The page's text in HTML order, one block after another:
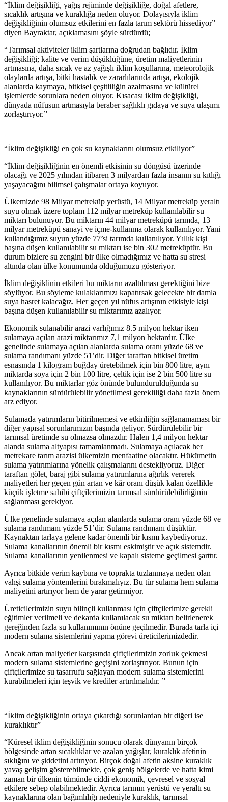
“İklim değişikliği, yağış rejiminde değişikliğe, doğal afetlere,
sıcaklık artışına ve kuraklığa neden oluyor. Dolayısıyla iklim
değişikliğinin olumsuz etkilerini en fazla tarım sektörü hissediyor”
diyen Bayraktar, açıklamasını şöyle sürdürdü;
“Tarımsal aktiviteler iklim şartlarına doğrudan bağlıdır. İklim
değişikliği; kalite ve verim düşüklüğüne, üretim maliyetlerinin
artmasına, daha sıcak ve az yağışlı iklim koşullarına, meteorolojik
olaylarda artışa, bitki hastalık ve zararlılarında artışa, ekolojik
alanlarda kaymaya, bitkisel çeşitliliğin azalmasına ve kültürel
işlemlerde sorunlara neden oluyor. Kısacası iklim değişikliği,
dünyada nüfusun artmasıyla beraber sağlıklı gıdaya ve suya ulaşımı
zorlaştırıyor.”
“İklim değişikliği en çok su kaynaklarını olumsuz etkiliyor”
“İklim değişikliğinin en önemli etkisinin su döngüsü üzerinde
olacağı ve 2025 yılından itibaren 3 milyardan fazla insanın su kıtlığı
yaşayacağını bilimsel çalışmalar ortaya koyuyor.
Ülkemizde 98 Milyar metreküp yerüstü, 14 Milyar metreküp yeraltı
suyu olmak üzere toplam 112 milyar metreküp kullanılabilir su
miktarı bulunuyor. Bu miktarın 44 milyar metreküpü tarımda, 13
milyar metreküpü sanayi ve içme-kullanma olarak kullanılıyor. Yani
kullandığımız suyun yüzde 77’si tarımda kullanılıyor. Yıllık kişi
başına düşen kullanılabilir su miktarı ise bin 302 metreküptür. Bu
durum bizlere su zengini bir ülke olmadığımız ve hatta su stresi
altında olan ülke konumunda olduğumuzu gösteriyor.
İklim değişiklinin etkileri bu miktarın azaltılması gerektiğini bize
söylüyor. Bu söyleme kulaklarımızı kapatırsak gelecekte bir damla
suya hasret kalacağız. Her geçen yıl nüfus artışının etkisiyle kişi
başına düşen kullanılabilir su miktarımız azalıyor.
Ekonomik sulanabilir arazi varlığımız 8.5 milyon hektar iken
sulamaya açılan arazi miktarımız 7,1 milyon hektardır. Ülke
genelinde sulamaya açılan alanlarda sulama oranı yüzde 68 ve
sulama randımanı yüzde 51’dir. Diğer taraftan bitkisel üretim
esnasında 1 kilogram buğday üretebilmek için bin 800 litre, aynı
miktarda soya için 2 bin 100 litre, çeltik için ise 2 bin 500 litre su
kullanılıyor. Bu miktarlar göz önünde bulundurulduğunda su
kaynaklarının sürdürülebilir yönetilmesi gerekliliği daha fazla önem
arz ediyor.
Sulamada yatırımların bitirilmemesi ve etkinliğin sağlanamaması bir
diğer yapısal sorunlarımızın başında geliyor. Sürdürülebilir bir
tarımsal üretimde su olmazsa olmazdır. Halen 1,4 milyon hektar
alanda sulama altyapısı tamamlanmadı. Sulamaya açılacak her
metrekare tarım arazisi ülkemizin menfaatine olacaktır. Hükümetin
sulama yatırımlarına yönelik çalışmalarını destekliyoruz. Diğer
taraftan gölet, baraj gibi sulama yatırımlarına ağırlık vererek
maliyetleri her geçen gün artan ve kâr oranı düşük kalan özellikle
küçük işletme sahibi çiftçilerimizin tarımsal sürdürülebilirliğinin
sağlanması gerekiyor.
Ülke genelinde sulamaya açılan alanlarda sulama oranı yüzde 68 ve
sulama randımanı yüzde 51’dir. Sulama randımanı düşüktür.
Kaynaktan tarlaya gelene kadar önemli bir kısmı kaybediyoruz.
Sulama kanallarının önemli bir kısmı eskimiştir ve açık sistemdir.
Sulama kanallarının yenilenmesi ve kapalı sisteme geçilmesi şarttır.
Ayrıca bitkide verim kaybına ve toprakta tuzlanmaya neden olan
vahşi sulama yöntemlerini bırakmalıyız. Bu tür sulama hem sulama
maliyetini artırıyor hem de yarar getirmiyor.
Üreticilerimizin suyu bilinçli kullanması için çiftçilerimize gerekli
eğitimler verilmeli ve dekarda kullanılacak su miktarı belirlenerek
gereğinden fazla su kullanımının önüne geçilmedir. Burada tarla içi
modern sulama sistemlerini yapma görevi üreticilerimizdedir.
Ancak artan maliyetler karşısında çiftçilerimizin zorluk çekmesi
modern sulama sistemlerine geçişini zorlaştırıyor. Bunun için
çiftçilerimize su tasarrufu sağlayan modern sulama sistemlerini
kurabilmeleri için teşvik ve krediler artırılmalıdır. ”
“İklim değişikliğinin ortaya çıkardığı sorunlardan bir diğeri ise
kuraklıktır”
“Küresel iklim değişikliğinin sonucu olarak dünyanın birçok
bölgesinde artan sıcaklıklar ve azalan yağışlar, kuraklık afetinin
sıklığını ve şiddetini artırıyor. Birçok doğal afetin aksine kuraklık
yavaş gelişim gösterebilmekte, çok geniş bölgelerde ve hatta kimi
zaman bir ülkenin tümünde ciddi ekonomik, çevresel ve sosyal
etkilere sebep olabilmektedir. Ayrıca tarımın yerüstü ve yeraltı su
kaynaklarına olan bağımlılığı nedeniyle kuraklık, tarımsal